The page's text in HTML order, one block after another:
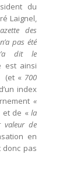
du
Laignel,
des
n’a pas été
dit le
est ainsi
(et « 700
index
«
de « la
valeur de
en
donc pas